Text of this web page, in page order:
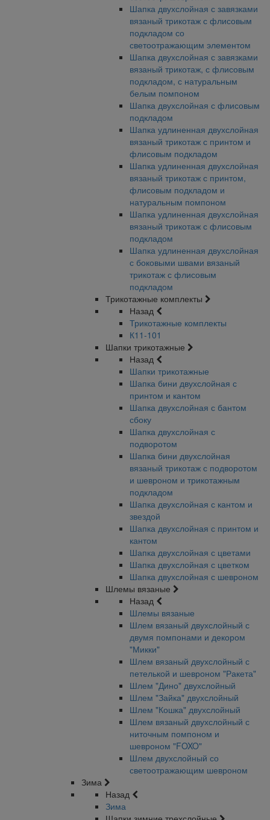
Шапка двухслойная с завязками
вязаный трикотаж с флисовым
подкладом со
светоотражающим элементом
Шапка двухслойная с завязками
вязаный трикотаж, с флисовым
подкладом, с натуральным
белым помпоном
Шапка двухслойная с флисовым
подкладом
Шапка удлиненная двухслойная
вязаный трикотаж с принтом и
флисовым подкладом
Шапка удлиненная двухслойная
вязаный трикотаж с принтом,
флисовым подкладом и
натуральным помпоном
Шапка удлиненная двухслойная
вязаный трикотаж с флисовым
подкладом
Шапка удлиненная двухслойная
с боковыми швами вязаный
трикотаж с флисовым
подкладом
Трикотажные комплекты
Назад
Трикотажные комплекты
К11-101
Шапки трикотажные
Назад
Шапки трикотажные
Шапка бини двухслойная с
принтом и кантом
Шапка двухслойная с бантом
сбоку
Шапка двухслойная с
подворотом
Шапка бини двухслойная
вязаный трикотаж с подворотом
и шевроном и трикотажным
подкладом
Шапка двухслойная с кантом и
звездой
Шапка двухслойная с принтом и
кантом
Шапка двухслойная с цветами
Шапка двухслойная с цветком
Шапка двухслойная с шевроном
Шлемы вязаные
Назад
Шлемы вязаные
Шлем вязаный двухслойный с
двумя помпонами и декором
"Микки"
Шлем вязаный двухслойный с
петелькой и шевроном "Ракета"
Шлем "Дино" двухслойный
Шлем "Зайка" двухслойный
Шлем "Кошка" двухслойный
Шлем вязаный двухслойный с
ниточным помпоном и
шевроном "FOXO"
Шлем двухслойный со
светоотражающим шевроном
Зима
Назад
Зима